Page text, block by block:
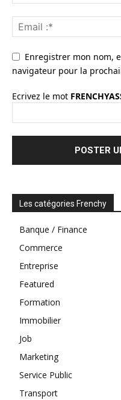
Enregistrer mon nom,
navigateur pour la
Ecrivez le mot
Les catégories Frenchy
Banque / Finance
Commerce
Entreprise
Featured
Formation
Immobilier
Job
Marketing
Service Public
Transport